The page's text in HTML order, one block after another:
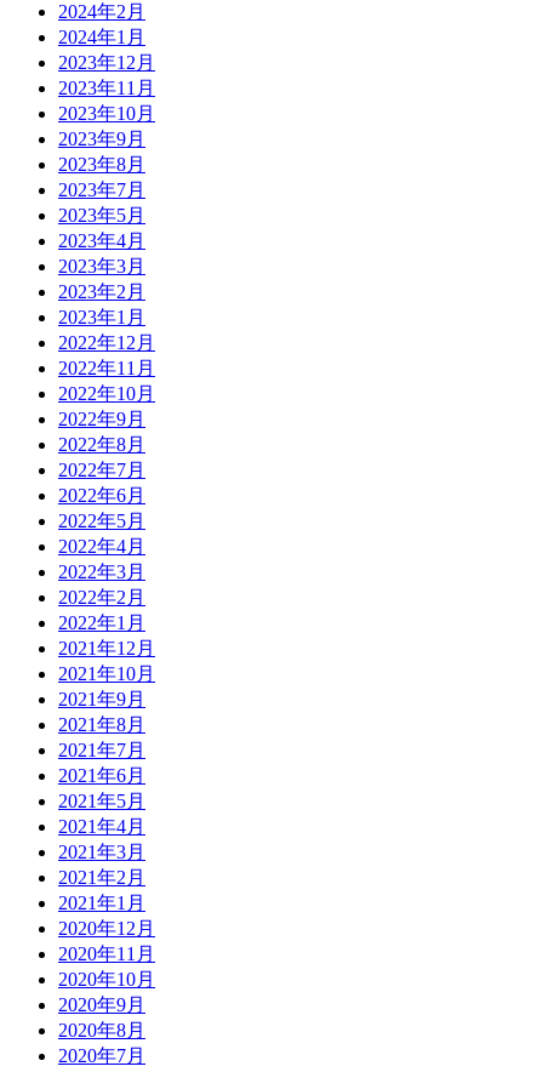
2024年2月
2024年1月
2023年12月
2023年11月
2023年10月
2023年9月
2023年8月
2023年7月
2023年5月
2023年4月
2023年3月
2023年2月
2023年1月
2022年12月
2022年11月
2022年10月
2022年9月
2022年8月
2022年7月
2022年6月
2022年5月
2022年4月
2022年3月
2022年2月
2022年1月
2021年12月
2021年10月
2021年9月
2021年8月
2021年7月
2021年6月
2021年5月
2021年4月
2021年3月
2021年2月
2021年1月
2020年12月
2020年11月
2020年10月
2020年9月
2020年8月
2020年7月